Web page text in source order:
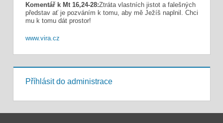
Komentář k Mt 16,24-28:Ztráta vlastních jistot a falešných
představ ať je pozváním k tomu, aby mě Ježíš naplnil. Chci
mu k tomu dát prostor!
www.vira.cz
Příhlásit do administrace